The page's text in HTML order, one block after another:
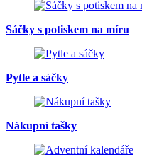
Sáčky s potiskem na míru
Pytle a sáčky
Nákupní tašky